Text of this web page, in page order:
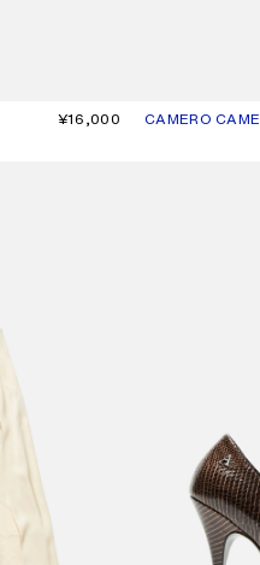
¥16,000
CAMERO
当前颜色： 干邑
價格：¥18,500